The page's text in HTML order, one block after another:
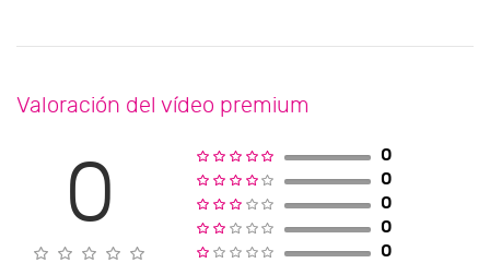
Valoración del vídeo premium
0
0
0
0
0
0